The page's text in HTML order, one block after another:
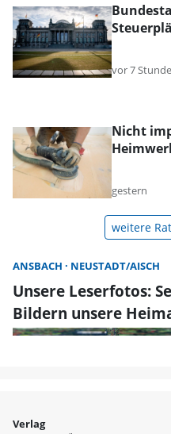
vor 7
Nicht
gestern
weitere
ANSBACH NEUSTADT/AISCH
Unsere Leserfotos:
Bildern unsere
Verlag